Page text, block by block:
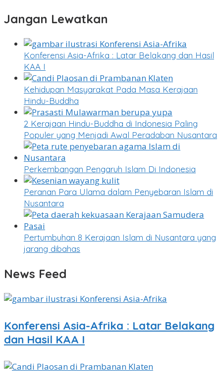
Jangan Lewatkan
Konferensi Asia-Afrika : Latar Belakang dan Hasil
KAA I
Kehidupan Masyarakat Pada Masa Kerajaan
Hindu-Buddha
2 Kerajaan Hindu-Buddha di Indonesia Paling
Populer yang Menjadi Awal Peradaban Nusantara
Perkembangan Pengaruh Islam Di Indonesia
Peranan Para Ulama dalam Penyebaran Islam di
Nusantara
Pertumbuhan 8 Kerajaan Islam di Nusantara yang
jarang dibahas
News Feed
Konferensi Asia-Afrika : Latar Belakang
dan Hasil KAA I